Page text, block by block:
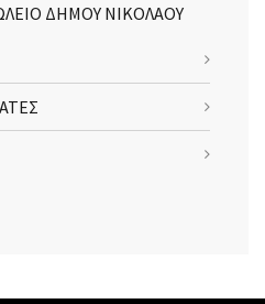
ΔΗΜΟΥ ΝΙΚΟΛΑΟΥ